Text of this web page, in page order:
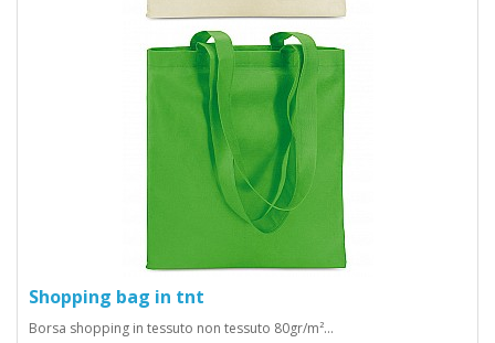
Shopping bag in tnt
Borsa shopping in tessuto non tessuto 80gr/m²...